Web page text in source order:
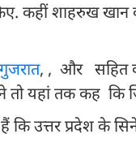
कहीं शाहरुख खान
गुजरात, , और सहित
ने तो यहां तक कह
उत्तर प्रदेश के